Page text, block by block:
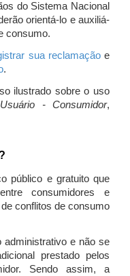
do Sistema Nacional
orientá-lo e auxiliá-
consumo.
sua reclamaçãoe
.
ilustrado sobre o uso
- Consumidor,
público e gratuito que
consumidores e
conflitos de consumo
administrativo e não se
prestado pelos
Sendo assim, a